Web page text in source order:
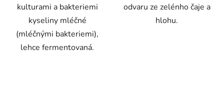
kulturami a bakteriemi
kyseliny mléčné
(mléčnými bakteriemi),
lehce fermentovaná.
odvaru ze zelénho čaje a
hlohu.